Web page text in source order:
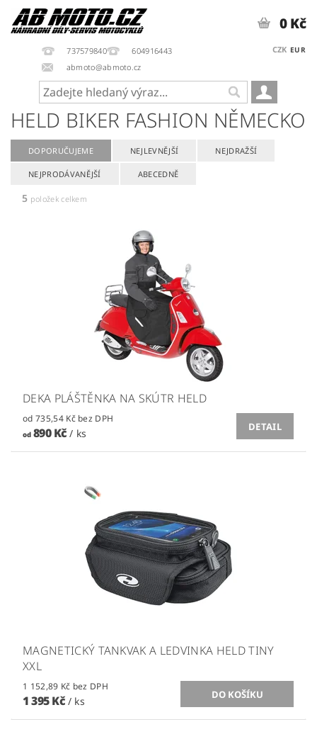
737579840
604916443
abmoto@abmoto.cz
CZK EUR
0 Kč
HELD BIKER FASHION NĚMECKO
DOPORUČUJEME NEJLEVNĚJŠÍ NEJDRAŽŠÍ
NEJPRODÁVANĚJŠÍ ABECEDNĚ
5 položek celkem
DEKA PLÁŠTĚNKA NA SKÚTR HELD
od 735,54 Kč bez DPH
od890 Kč/ ks
DETAIL
MAGNETICKÝ TANKVAK A LEDVINKA HELD TINY
XXL
1 152,89 Kč bez DPH
1 395 Kč / ks